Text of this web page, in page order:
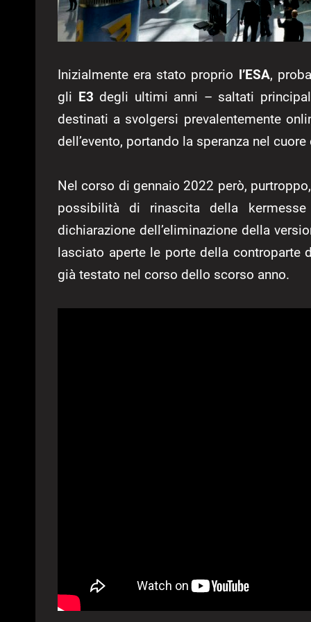
Inizialmente era stato proprio l’ESA,
gli E3 degli ultimi anni – saltati
destinati a svolgersi prevalentemente
dell’evento, portando la speranza nel
Nel corso di gennaio 2022 però,
possibilità di rinascita della
dichiarazione dell’eliminazione della
lasciato aperte le porte della controparte
già testato nel corso dello scorso anno.